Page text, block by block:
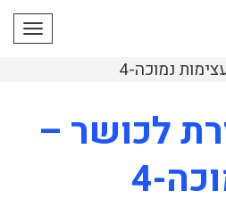
נמוכה-4
לכושר –
4